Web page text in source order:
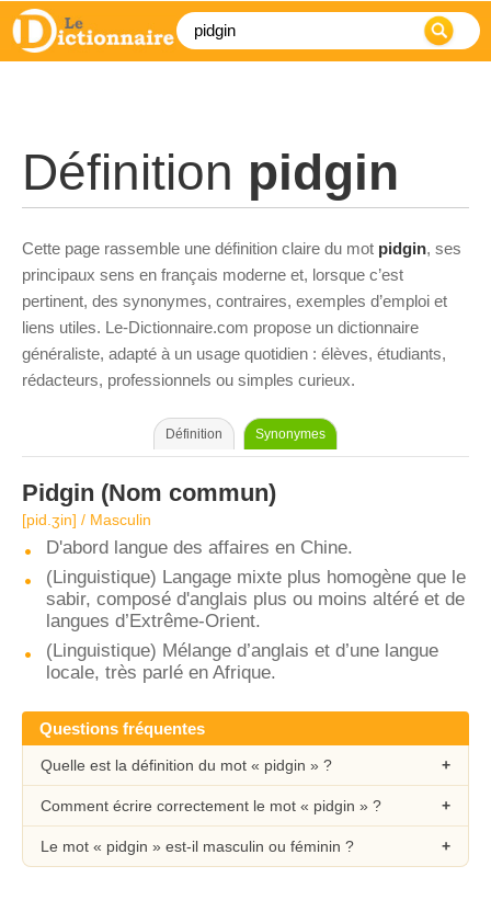
Définition pidgin
Cette page rassemble une définition claire du mot pidgin, ses
principaux sens en français moderne et, lorsque c’est
pertinent, des synonymes, contraires, exemples d’emploi et
liens utiles. Le-Dictionnaire.com propose un dictionnaire
généraliste, adapté à un usage quotidien : élèves, étudiants,
rédacteurs, professionnels ou simples curieux.
Définition Synonymes
Pidgin (Nom commun)
[pid.ʒin] / Masculin
D'abord langue des affaires en Chine.
(Linguistique) Langage mixte plus homogène que le
sabir, composé d'anglais plus ou moins altéré et de
langues d’Extrême-Orient.
(Linguistique) Mélange d’anglais et d’une langue
locale, très parlé en Afrique.
Questions fréquentes
Quelle est la définition du mot « pidgin » ?
Comment écrire correctement le mot « pidgin » ?
Le mot « pidgin » est-il masculin ou féminin ?